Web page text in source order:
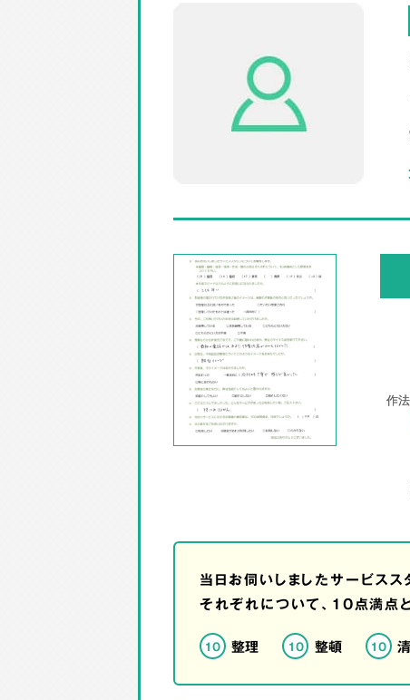
当日お伺いしましたサービスス
それぞれについて、10点満点
10 整理 10 整頓 10